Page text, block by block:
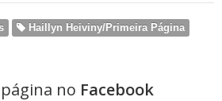
Haillyn Heiviny/Primeira Página
no Facebook